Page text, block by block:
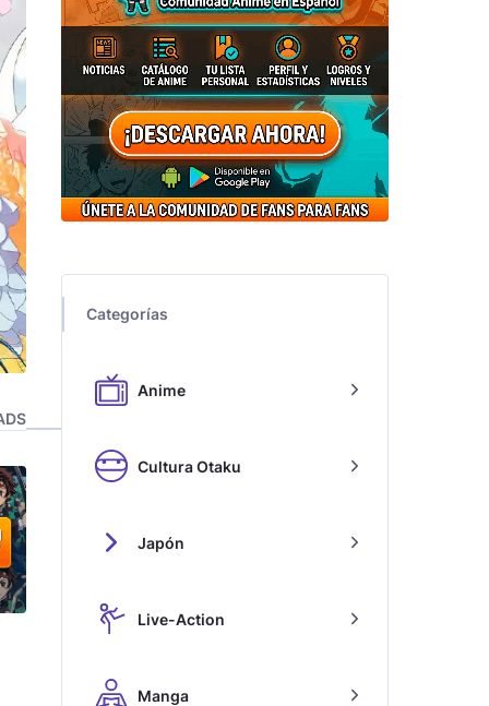
Categorías
Anime
Cultura Otaku
Japón
Live-Action
Manga